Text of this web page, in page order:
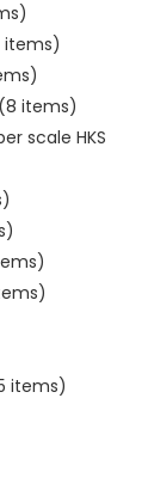
items)
(8 items)
scale HKS
items)